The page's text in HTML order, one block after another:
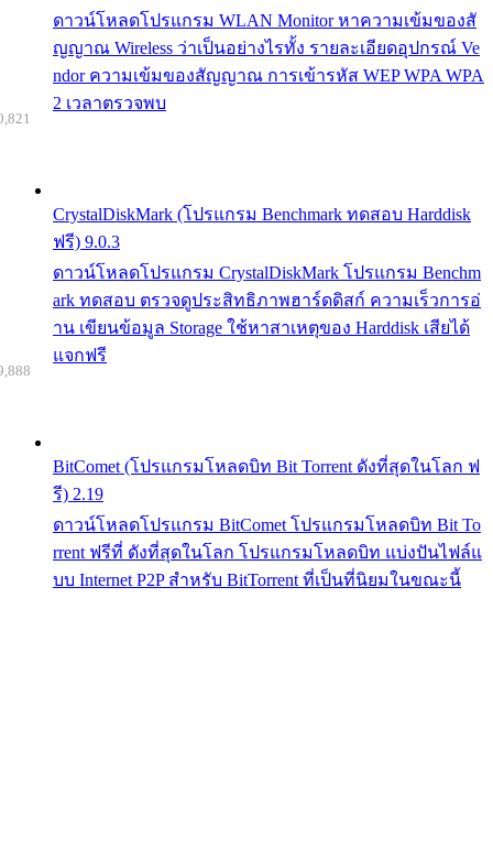
ดาวน์โหลดโปรแกรม WLAN Monitor หาความเข้มของสั
ญญาณ Wireless ว่าเป็นอย่างไรทั้ง รายละเอียดอุปกรณ์ Ve
ndor ความเข้มของสัญญาณ การเข้ารหัส WEP WPA WPA
2 เวลาตรวจพบ
CrystalDiskMark (โปรแกรม Benchmark ทดสอบ Harddisk
ฟรี) 9.0.3
ดาวน์โหลดโปรแกรม CrystalDiskMark โปรแกรม Benchm
ark ทดสอบ ตรวจดูประสิทธิภาพฮาร์ดดิสก์ ความเร็วการอ่
าน เขียนข้อมูล Storage ใช้หาสาเหตุของ Harddisk เสียได้
แจกฟรี
BitComet (โปรแกรมโหลดบิท Bit Torrent ดังที่สุดในโลก ฟ
รี) 2.19
ดาวน์โหลดโปรแกรม BitComet โปรแกรมโหลดบิท Bit To
rrent ฟรีที่ ดังที่สุดในโลก โปรแกรมโหลดบิท แบ่งปันไฟล์แ
บบ Internet P2P สำหรับ BitTorrent ที่เป็นที่นิยมในขณะนี้